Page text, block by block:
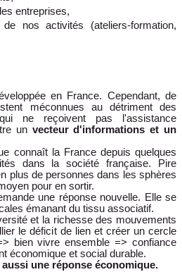
entreprises,
nos activités (ateliers-formation,
en France. Cependant, de
méconnues au détriment des
ne reçoivent pas
l'assistance
un vecteur d'informations et un
connaît la France depuis quelques
dans la société française. Pire
plus de personnes dans les sphères
pour en sortir.
une réponse nouvelle. Elle se
émanant du tissu associatif.
et la richesse des mouvements
le déficit de lien et créer un cercle
bien vivre ensemble => confiance
économique et social durable.
une réponse économique.